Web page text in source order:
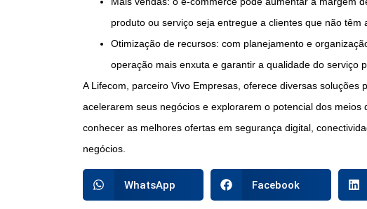
produto ou serviço seja entregue a clientes que não têm
Otimização de recursos: com planejamento e
operação mais enxuta e garantir a qualidade do serviço
A Lifecom, parceiro Vivo Empresas, oferece diversas soluções
acelerarem seus negócios e explorarem o potencial dos
conhecer as melhores ofertas em segurança digital,
negócios.
WhatsApp Facebook